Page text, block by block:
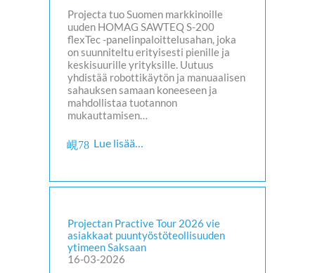
Projecta tuo Suomen markkinoille
uuden HOMAG SAWTEQ S-200
flexTec -panelinpaloittelusahan, joka
on suunniteltu erityisesti pienille ja
keskisuurille yrityksille. Uutuus
yhdistää robottikäytön ja manuaalisen
sahauksen samaan koneeseen ja
mahdollistaa tuotannon
mukauttamisen…
Lue lisää…
Projectan Practive Tour 2026 vie
asiakkaat puuntyöstöteollisuuden
ytimeen Saksaan
16-03-2026